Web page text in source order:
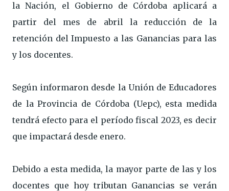
la Nación, el Gobierno de Córdoba aplicará a
partir del mes de abril la reducción de la
retención del Impuesto a las Ganancias para las
y los docentes.
Según informaron desde la Unión de Educadores
de la Provincia de Córdoba (Uepc), esta medida
tendrá efecto para el período fiscal 2023, es decir
que impactará desde enero.
Debido a esta medida, la mayor parte de las y los
docentes que hoy tributan Ganancias se verán